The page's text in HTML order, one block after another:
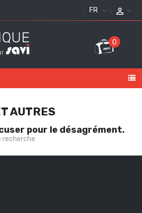
FRANÇAIS
0
AUTRES
pour le désagrément.
recherche